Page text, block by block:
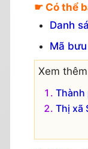
☛ Có thể
Danh
Mã
Xem
Thành
Thị xã